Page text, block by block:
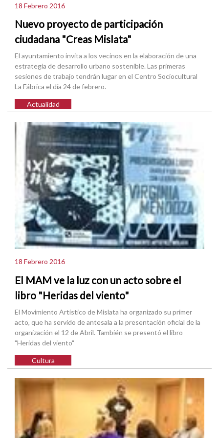
18 Febrero 2016
Nuevo proyecto de participación
ciudadana "Creas Mislata"
El ayuntamiento invita a los vecinos en la elaboración de una
estrategia de desarrollo urbano sostenible. Las primeras
sesiones de trabajo tendrán lugar en el Centro Sociocultural
La Fábrica el día 24 de febrero.
Actualidad
18 Febrero 2016
El MAM ve la luz con un acto sobre el
libro "Heridas del viento"
El Movimiento Artístico de Mislata ha organizado su primer
acto, que ha servido de antesala a la presentación oficial de la
organización el 12 de Abril. También se presentó el libro
"Heridas del viento"
Cultura